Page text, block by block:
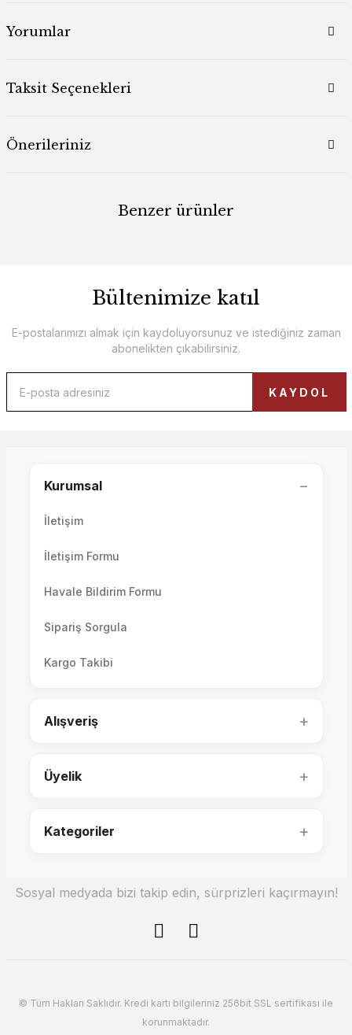
Yorumlar
Taksit Seçenekleri
Önerileriniz
Benzer ürünler
Movento Berjer
Tesla Berjer
23.000,00 TL
Bültenimize katıl
E-postalarımızı almak için kaydoluyorsunuz ve istediğiniz zaman
abonelikten çıkabilirsiniz.
KAYDOL
Kurumsal −
İletişim
İletişim Formu
Havale Bildirim Formu
Sipariş Sorgula
Kargo Takibi
Alışveriş +
Üyelik +
Kategoriler +
Sosyal medyada bizi takip edin, sürprizleri kaçırmayın!
© Tüm Hakları Saklıdır. Kredi kartı bilgileriniz 256bit SSL sertifikası ile
korunmaktadır.